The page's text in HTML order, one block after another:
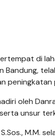
di
Bandung,
oleh
unsur
M.M.